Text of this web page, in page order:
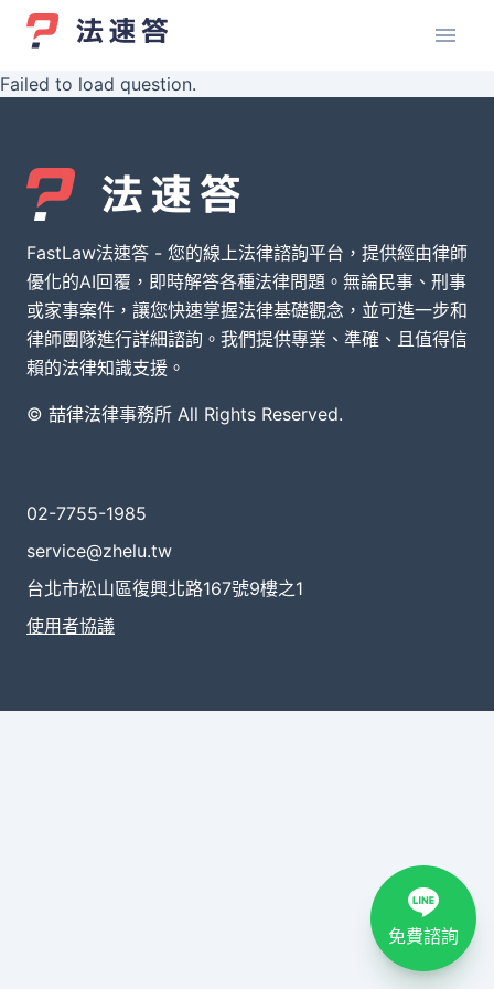
Failed to load question.
FastLaw法速答 - 您的線上法律諮詢平台，提供經由律師
優化的AI回覆，即時解答各種法律問題。無論民事、刑事
或家事案件，讓您快速掌握法律基礎觀念，並可進一步和
律師團隊進行詳細諮詢。我們提供專業、準確、且值得信
賴的法律知識支援。
© 喆律法律事務所 All Rights Reserved.
02-7755-1985
service@zhelu.tw
台北市松山區復興北路167號9樓之1
使用者協議
免費諮詢